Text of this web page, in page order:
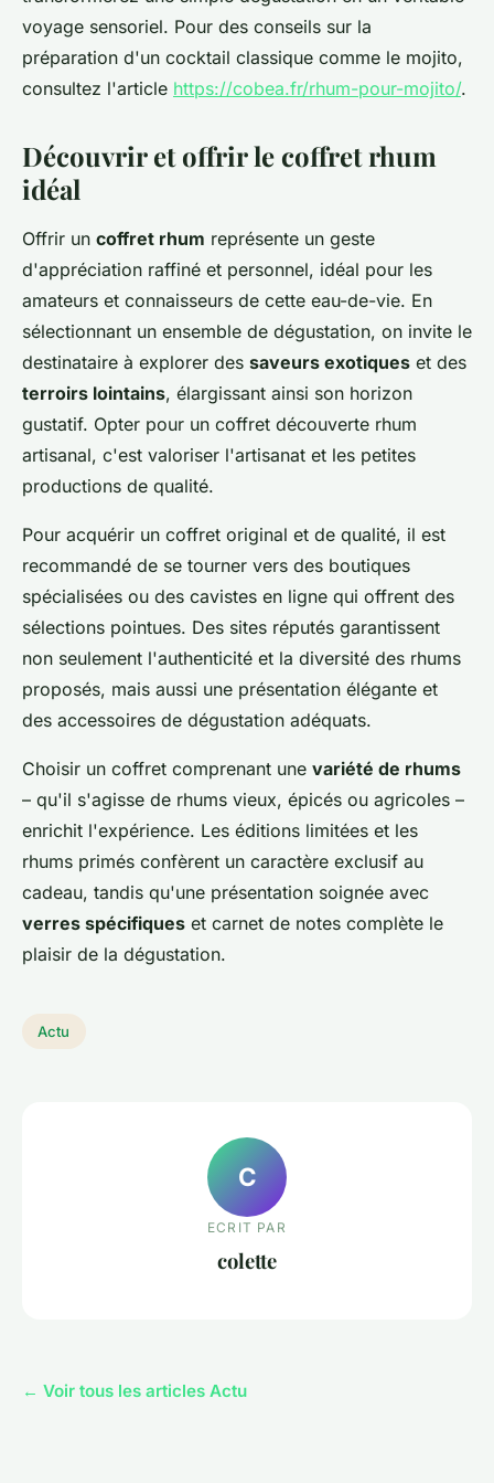
voyage sensoriel. Pour des conseils sur la
préparation d'un cocktail classique comme le mojito,
consultez l'article https://cobea.fr/rhum-pour-mojito/.
Découvrir et offrir le coffret rhum
idéal
Offrir un coffret rhum représente un geste
d'appréciation raffiné et personnel, idéal pour les
amateurs et connaisseurs de cette eau-de-vie. En
sélectionnant un ensemble de dégustation, on invite le
destinataire à explorer des saveurs exotiques et des
terroirs lointains, élargissant ainsi son horizon
gustatif. Opter pour un coffret découverte rhum
artisanal, c'est valoriser l'artisanat et les petites
productions de qualité.
Pour acquérir un coffret original et de qualité, il est
recommandé de se tourner vers des boutiques
spécialisées ou des cavistes en ligne qui offrent des
sélections pointues. Des sites réputés garantissent
non seulement l'authenticité et la diversité des rhums
proposés, mais aussi une présentation élégante et
des accessoires de dégustation adéquats.
Choisir un coffret comprenant une variété de rhums
– qu'il s'agisse de rhums vieux, épicés ou agricoles –
enrichit l'expérience. Les éditions limitées et les
rhums primés confèrent un caractère exclusif au
cadeau, tandis qu'une présentation soignée avec
verres spécifiques et carnet de notes complète le
plaisir de la dégustation.
Actu
C
ECRIT PAR
colette
← Voir tous les articles Actu